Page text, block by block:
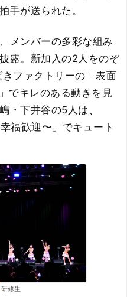
手が送られた。
メンバーの多彩な組み
露。新加入の2人をのぞ
ファクトリーの「表面
でキレのある動きを見
・下井谷の5人は、
福歓迎〜」でキュート
修生